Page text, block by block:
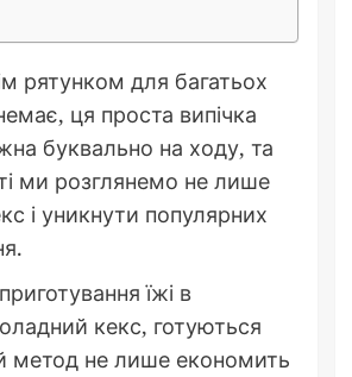
рятунком для багатьох
ця проста випічка
буквально на ходу, та
ми розглянемо не лише
і уникнути популярних
їжі в
кекс, готуються
метод не лише економить